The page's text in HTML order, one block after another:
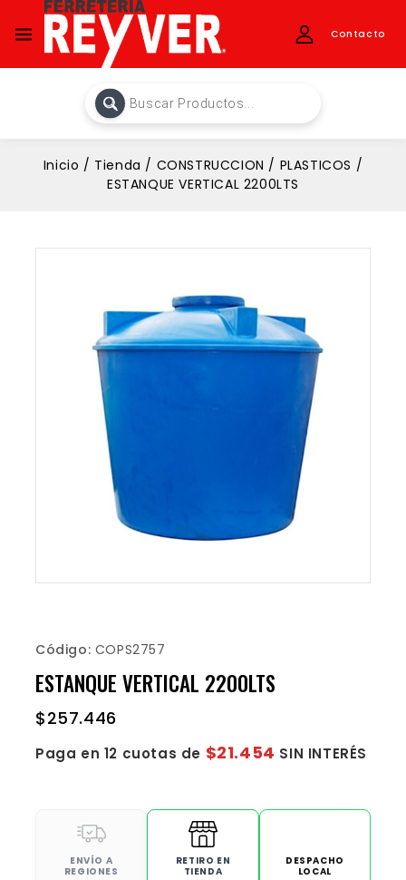
Contacto
Inicio / Tienda / CONSTRUCCION / PLASTICOS /
ESTANQUE VERTICAL 2200LTS
Código: COPS2757
ESTANQUE VERTICAL 2200LTS
$257.446
Paga en 12 cuotas de $21.454 SIN INTERÉS
ENVÍO A
REGIONES
RETIRO EN
TIENDA
DESPACHO
LOCAL